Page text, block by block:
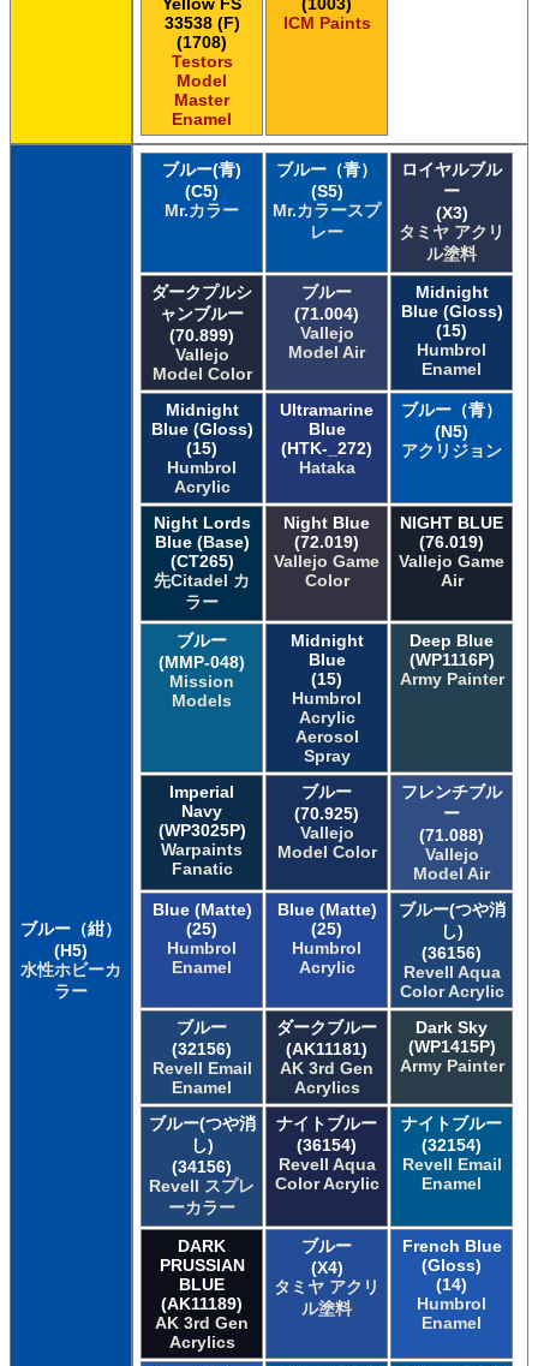
33538 (F)
(1708)
Testors
Model
Master
Enamel
ICM Paints
ブルー（紺）
(H5)
水性ホビーカ
ラー
ブルー(青)
(C5)
Mr.カラー
ブルー（青）
(S5)
Mr.カラースプ
レー
ロイヤルブル
ー
(X3)
タミヤ アクリ
ル塗料
ダークプルシ
ャンブルー
(70.899)
Vallejo
Model Color
ブルー
(71.004)
Vallejo
Model Air
Midnight
Blue (Gloss)
(15)
Humbrol
Enamel
Midnight
Blue (Gloss)
(15)
Humbrol
Acrylic
Ultramarine
Blue
(HTK-_272)
Hataka
ブルー（青）
(N5)
アクリジョン
Night Lords
Blue (Base)
(CT265)
先Citadel カ
ラー
Night Blue
(72.019)
Vallejo Game
Color
NIGHT BLUE
(76.019)
Vallejo Game
Air
ブルー
(MMP-048)
Mission
Models
Midnight
Blue
(15)
Humbrol
Acrylic
Aerosol
Spray
Deep Blue
(WP1116P)
Army Painter
Imperial
Navy
(WP3025P)
Warpaints
Fanatic
ブルー
(70.925)
Vallejo
Model Color
フレンチブル
ー
(71.088)
Vallejo
Model Air
Blue (Matte)
(25)
Humbrol
Enamel
Blue (Matte)
(25)
Humbrol
Acrylic
ブルー(つや消
し)
(36156)
Revell Aqua
Color Acrylic
ブルー
(32156)
Revell Email
Enamel
ダークブルー
(AK11181)
AK 3rd Gen
Acrylics
Dark Sky
(WP1415P)
Army Painter
ブルー(つや消
し)
(34156)
Revell スプレ
ーカラー
ナイトブルー
(36154)
Revell Aqua
Color Acrylic
ナイトブルー
(32154)
Revell Email
Enamel
DARK
PRUSSIAN
BLUE
(AK11189)
AK 3rd Gen
Acrylics
ブルー
(X4)
タミヤ アクリ
ル塗料
French Blue
(Gloss)
(14)
Humbrol
Enamel